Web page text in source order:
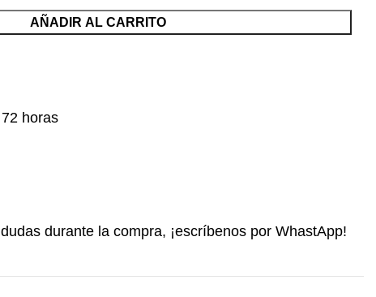
AÑADIR AL CARRITO
horas
durante la compra, ¡escríbenos por WhastApp!